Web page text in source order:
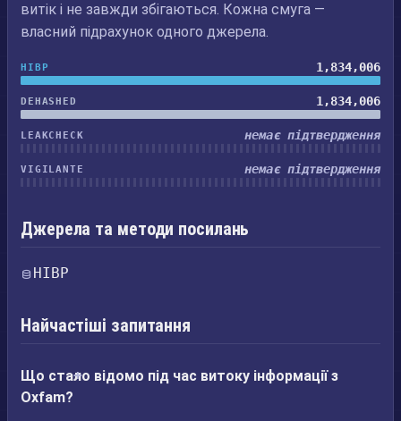
витік і не завжди збігаються. Кожна смуга —
власний підрахунок одного джерела.
HIBP 1,834,006
DEHASHED 1,834,006
LEAKCHECK немає підтвердження
VIGILANTE немає підтвердження
Джерела та методи посилань
HIBP
Найчастіші запитання
Що стало відомо під час витоку інформації з
Oxfam?